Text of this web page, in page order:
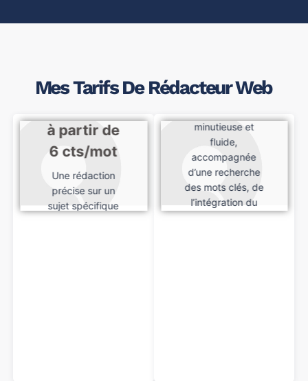
Mes Tarifs De Rédacteur Web
PROFESSIO
à partir de
6 cts/mot
Une rédaction
précise sur un
sujet spécifique
cts/mot
minutieuse et
fluide,
accompagnée
d’une recherche
des mots clés, de
l’intégration du
champ lexical